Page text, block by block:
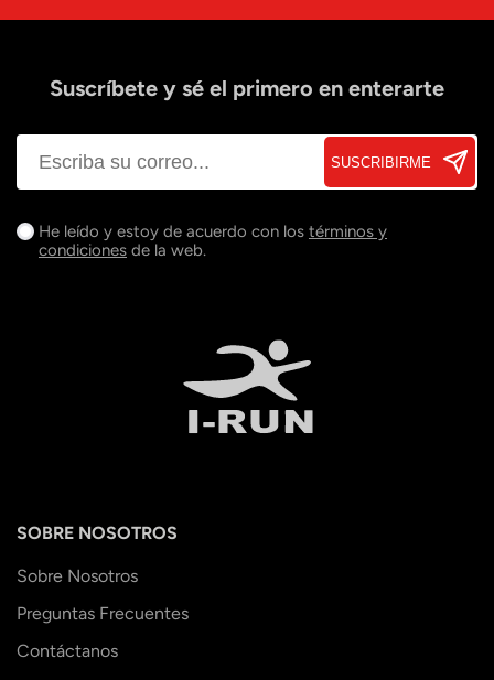
Suscríbete y sé el primero en enterarte
SUSCRIBIRME
He leído y estoy de acuerdo con los términos y
condiciones de la web.
SOBRE NOSOTROS
Sobre Nosotros
Preguntas Frecuentes
Contáctanos